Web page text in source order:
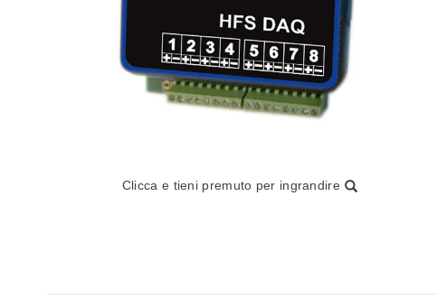
Clicca e tieni premuto per ingrandire